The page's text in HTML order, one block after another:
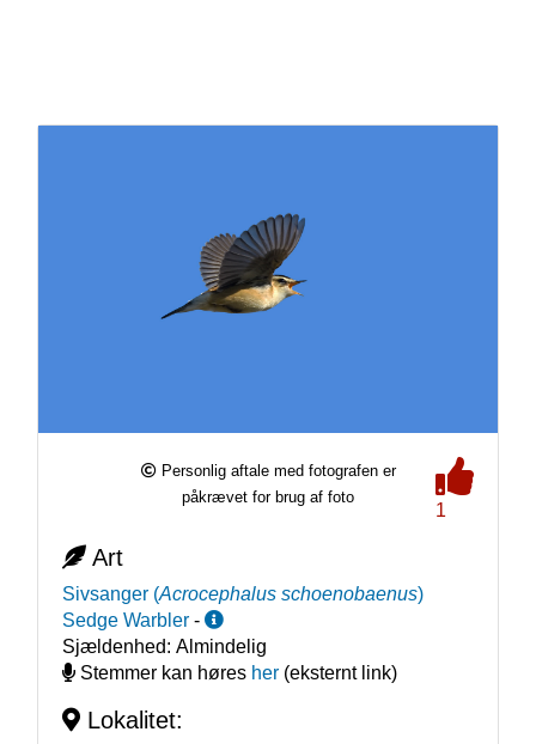
Personlig aftale med fotografen er
påkrævet for brug af foto
1
Art
Sivsanger (Acrocephalus schoenobaenus)
Sedge Warbler -
Sjældenhed: Almindelig
Stemmer kan høres her(eksternt link)
Lokalitet: